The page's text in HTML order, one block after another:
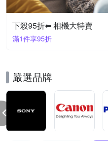
下殺95折⬅︎ 相機大特賣
滿1件享95折
嚴選品牌